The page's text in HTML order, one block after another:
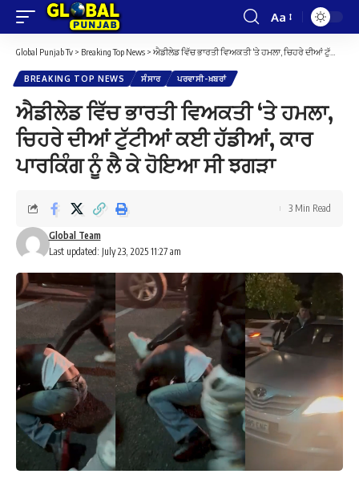
Font
Resizer
Aa
Global Punjab Tv > Breaking Top News > ਐਡੀਲੇਡ ਵਿੱਚ ਭਾਰਤੀ ਵਿਅਕਤੀ ‘ਤੇ ਹਮਲਾ, ਚਿਹਰੇ ਦੀਆਂ ਟੁੱਟੀਆਂ ਕਈ ਹੱਡੀਆਂ, ਕਾਰ ਪਾਰਕਿੰਗ ਨੂੰ ਲੈ ਕੇ ਹੋਇਆ ਸੀ ਝਗੜਾ
BREAKING TOP NEWS ਸੰਸਾਰ ਪਰਵਾਸੀ-ਖ਼ਬਰਾਂ
ਐਡੀਲੇਡ ਵਿੱਚ ਭਾਰਤੀ ਵਿਅਕਤੀ ‘ਤੇ ਹਮਲਾ,
ਚਿਹਰੇ ਦੀਆਂ ਟੁੱਟੀਆਂ ਕਈ ਹੱਡੀਆਂ, ਕਾਰ
ਪਾਰਕਿੰਗ ਨੂੰ ਲੈ ਕੇ ਹੋਇਆ ਸੀ ਝਗੜਾ
Last updated: July 23, 2025 11:27 am
Global Team
3 Min Read